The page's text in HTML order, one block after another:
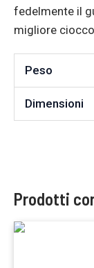
fedelmente il
migliore
Peso
Dimensioni
Prodotti